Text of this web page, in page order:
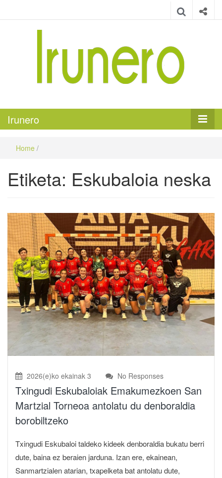
Irunero
Home /
Etiketa: Eskubaloia neska
2026(e)ko ekainak 3 No Responses
Txingudi Eskubaloiak Emakumezkoen San
Martzial Torneoa antolatu du denboraldia
borobiltzeko
Txingudi Eskubaloi taldeko kideek denboraldia bukatu berri
dute, baina ez beraien jarduna. Izan ere, ekainean,
Sanmartzialen atarian, txapelketa bat antolatu dute,